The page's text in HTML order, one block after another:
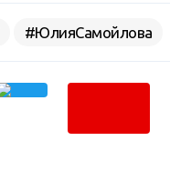
#ЮлияСамойлова